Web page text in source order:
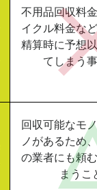
不用品回収料
イクル料金な
精算時に予想
てしまう
回収可能なモ
ノがあるため
の業者にも頼
まうこ